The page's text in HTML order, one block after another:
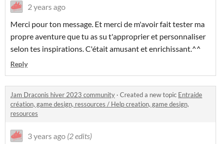
2 years ago
Merci pour ton message. Et merci de m'avoir fait tester ma
propre aventure que tu as su t'approprier et personnaliser
selon tes inspirations. C'était amusant et enrichissant.^^
Reply
Jam Draconis hiver 2023 community · Created a new topic Entraide
création, game design, ressources / Help creation, game design,
resources
3 years ago (2 edits)